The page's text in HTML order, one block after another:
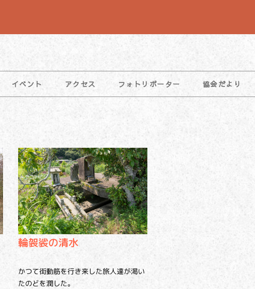
イベント アクセス フォトリポーター 協会だより
輪袈裟の清水
かつて街動筋を行き来した旅人達が渇い
たのどを潤した。